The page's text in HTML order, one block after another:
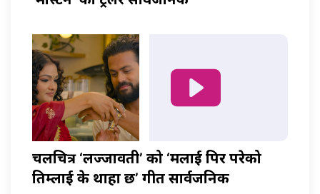
चलचित्र ‘लज्जावती’ को ‘मलाई पिर परेको
तिम्लाई के थाहा छ’ गीत सार्वजनिक